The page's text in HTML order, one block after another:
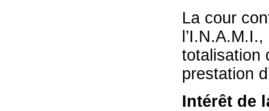
La cour
totalisation
prestation
Intérêt de